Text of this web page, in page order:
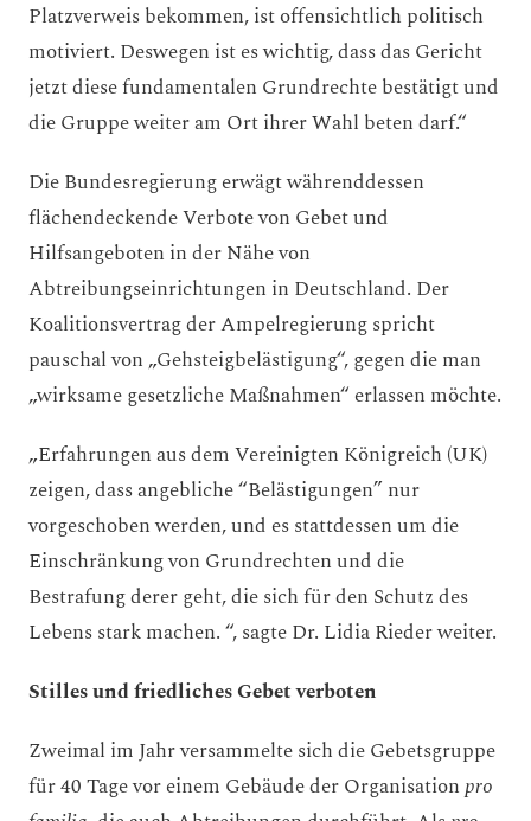
Platzverweis bekommen, ist offensichtlich politisch
motiviert. Deswegen ist es wichtig, dass das Gericht
jetzt diese fundamentalen Grundrechte bestätigt und
die Gruppe weiter am Ort ihrer Wahl beten darf.“
Die Bundesregierung erwägt währenddessen
flächendeckende Verbote von Gebet und
Hilfsangeboten in der Nähe von
Abtreibungseinrichtungen in Deutschland. Der
Koalitionsvertrag der Ampelregierung spricht
pauschal von „Gehsteigbelästigung“, gegen die man
„wirksame gesetzliche Maßnahmen“ erlassen möchte.
„Erfahrungen aus dem Vereinigten Königreich (UK)
zeigen, dass angebliche “Belästigungen” nur
vorgeschoben werden, und es stattdessen um die
Einschränkung von Grundrechten und die
Bestrafung derer geht, die sich für den Schutz des
Lebens stark machen. “, sagte Dr. Lidia Rieder weiter.
Stilles und friedliches Gebet verboten
Zweimal im Jahr versammelte sich die Gebetsgruppe
für 40 Tage vor einem Gebäude der Organisationpro